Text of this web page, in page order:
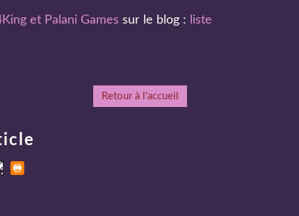
et Palani Games sur le blog : liste
Retour à l'accueil